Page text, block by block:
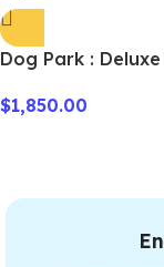
Dog Park :
$1,850.00